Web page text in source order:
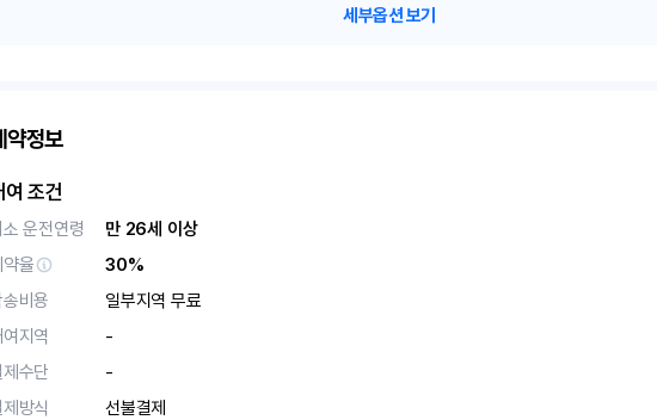
세부옵션 보기
약정보
여 조건
운전연령
만 26세 이상
약율
30%
송비용
일부지역 무료
여지역
-
수단
-
방식
선불결제